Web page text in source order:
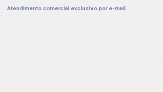
Atendimento comercial exclusivo por e-mail